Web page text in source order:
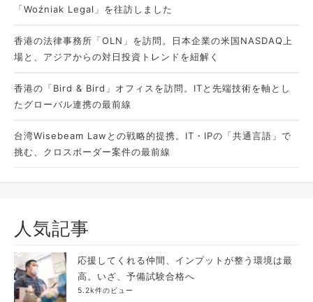
「Woźniak Legal」を往訪しました
香港の法律事務所「OLN」を訪問。日本企業の米国NASDAQ上
場と、アジアからの対日投資トレンドを紐解く
香港の「Bird & Bird」オフィスを訪問。ITと先端技術を軸とし
たグローバル連携の最前線
台湾Wisebeam Lawとの戦略的提携。IT・IPの「共通言語」で
挑む、クロスボーダー案件の最前線
人気記事
応援してくれる仲間、インプットが整う環境は最
高。いざ、予備試験合格へ
5.2k件のビュー